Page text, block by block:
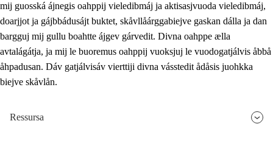
mij guosská ájnegis oahppij vieledibmáj ja aktisasjvuoda vieledibmáj,
doarjjot ja gájbbádusájt buktet, skåvllåárggabiejve gaskan dálla ja dan
bargguj mij gullu boahtte ájgev gárvedit. Divna oahppe ælla
avtalágátja, ja mij le buoremus oahppij vuoksjuj le vuodogatjálvis åbbå
åhpadusan. Dáv gatjálvisáv vierttiji divna vásstedit ådåsis juohkka
biejve skåvlån.
Ressursa